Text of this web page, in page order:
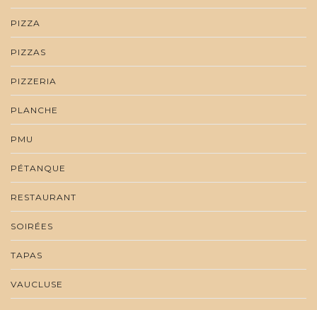
PIZZA
PIZZAS
PIZZERIA
PLANCHE
PMU
PÉTANQUE
RESTAURANT
SOIRÉES
TAPAS
VAUCLUSE